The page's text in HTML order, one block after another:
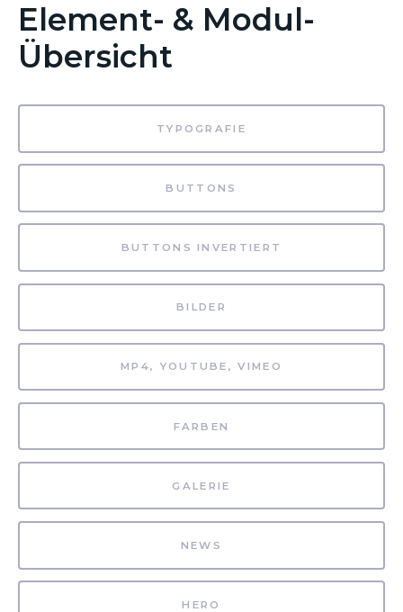
Element- & Modul-
Übersicht
TYPOGRAFIE
BUTTONS
BUTTONS INVERTIERT
BILDER
MP4, YOUTUBE, VIMEO
FARBEN
GALERIE
NEWS
HERO